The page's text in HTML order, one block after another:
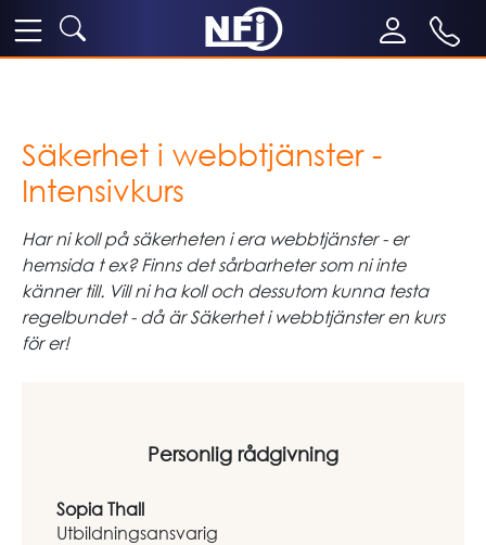
Säkerhet i webbtjänster -
Intensivkurs
Har ni koll på säkerheten i era webbtjänster - er
hemsida t ex? Finns det sårbarheter som ni inte
känner till. Vill ni ha koll och dessutom kunna testa
regelbundet - då är Säkerhet i webbtjänster en kurs
för er!
Personlig rådgivning
Sopia Thall
Utbildningsansvarig